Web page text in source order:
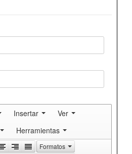
Insertar
Ver
Herramientas
Formatos